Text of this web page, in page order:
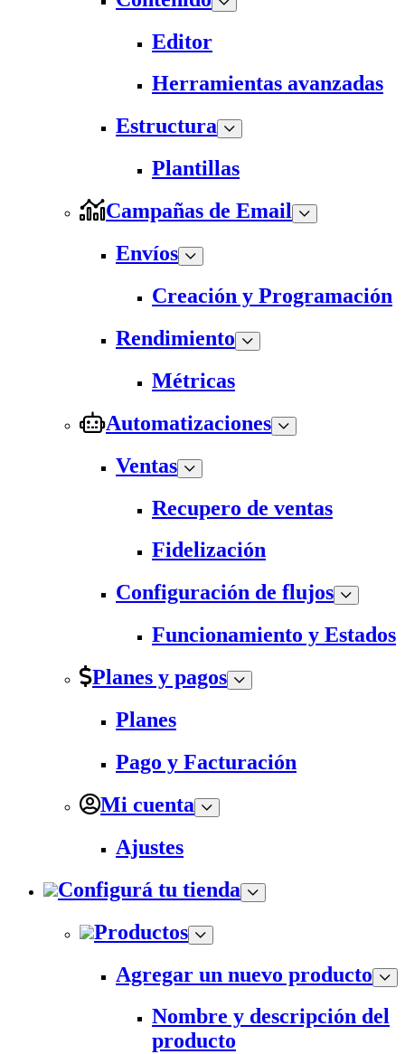
Editor
Herramientas avanzadas
Estructura
Plantillas
Campañas de Email
Envíos
Creación y Programación
Rendimiento
Métricas
Automatizaciones
Ventas
Recupero de ventas
Fidelización
Configuración de flujos
Funcionamiento y Estados
Planes y pagos
Planes
Pago y Facturación
Mi cuenta
Ajustes
Configurá tu tienda
Productos
Agregar un nuevo producto
Nombre y descripción del
producto